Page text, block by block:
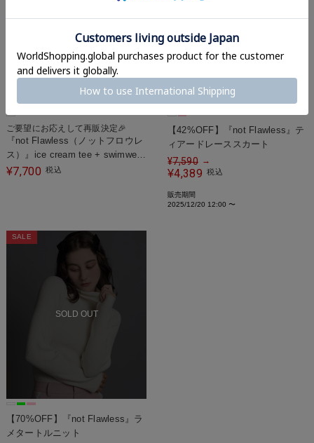
ご要望にお応えして再販決定🎉
『not Flawless（ノットフロウレ
ス）』ice cream tee + swimwear
pouch
¥7,700 税込
【42%OFF】『not Flawless』テ
ィアードレーススカート
¥7,590 →
¥4,389 税込
販売期間
2025/12/20 12:00 〜
SOLD OUT
SALE
【70%OFF】『not Flawless』ラ
メタートルニット